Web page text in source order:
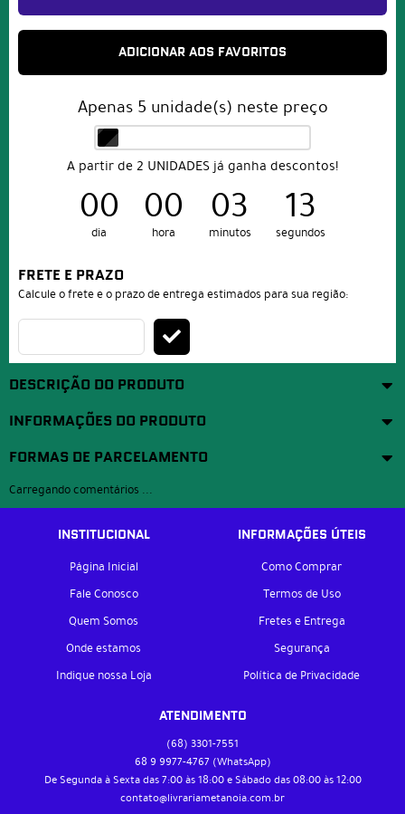
ADICIONAR AOS FAVORITOS
Apenas 5 unidade(s) neste preço
A partir de 2 UNIDADES já ganha descontos!
00
dia
00
hora
03
minutos
13
segundos
FRETE E PRAZO
Calcule o frete e o prazo de entrega estimados para sua região:
DESCRIÇÃO DO PRODUTO
INFORMAÇÕES DO PRODUTO
FORMAS DE PARCELAMENTO
Carregando comentários ...
INSTITUCIONAL
Página Inicial
Fale Conosco
Quem Somos
Onde estamos
Indique nossa Loja
INFORMAÇÕES ÚTEIS
Como Comprar
Termos de Uso
Fretes e Entrega
Segurança
Política de Privacidade
ATENDIMENTO
(68) 3301-7551
68 9 9977-4767 (WhatsApp)
De Segunda à Sexta das 7:00 às 18:00 e Sábado das 08:00 às 12:00
contato@livrariametanoia.com.br